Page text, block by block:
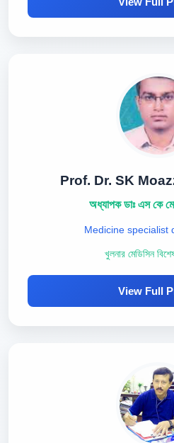
Prof. Dr. SK
অধ্যাপক ডাঃ এস কে
Medicine specialist
খুলনার মেডিসিন
View Full